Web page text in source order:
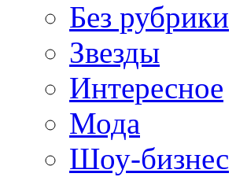
Без рубрики
Звезды
Интересное
Мода
Шоу-бизнес